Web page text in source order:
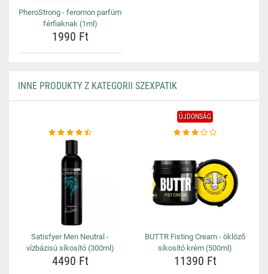
PheroStrong - feromon parfüm
férfiaknak (1ml)
1990 Ft
INNE PRODUKTY Z KATEGORII SZEXPATIK
Satisfyer Men Neutral -
vízbázisú síkosító (300ml)
4490 Ft
ÚJDONSÁG
BUTTR Fisting Cream - öklöző
síkosító krém (500ml)
11390 Ft